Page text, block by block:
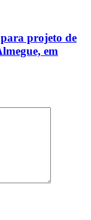
projeto de
em